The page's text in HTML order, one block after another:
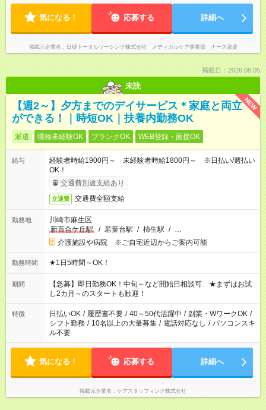
気になる！ 応募する 詳細へ
掲載元企業名 日研トータルソーシング株式会社 メディカルケア事業部 ナース派遣
掲載日：2026.08.05
未読
NEW
【週2～】夕方までのデイサービス＊家庭と両立
ができる！｜時短OK｜扶養内勤務OK
派遣 職種未経験OK ブランクOK WEB登録・面接OK
給与
経験者時給1900円～ 未経験者時給1800円～ ※日払い/週払い
OK！
交通費別途支給あり
交通費 交通費全額支給
勤務地
川崎市麻生区
新百合ケ丘駅
/ 若葉台駅 / 柿生駅 / …
介護施設や病院 ※ご自宅近辺からご案内可能
勤務時間 ★1日5時間～OK！
期間
【急募】即日勤務OK！中旬～など開始日相談可 ★まずはお試
し2カ月～のスタートも歓迎！
特徴 日払いOK / 履歴書不要 / 40～50代活躍中 / 副業・WワークOK /
シフト勤務 / 10名以上の大量募集 / 電話対応なし / パソコンスキ
ル不要
気になる！ 応募する 詳細へ
掲載元企業名 ケアスタッフィング株式会社